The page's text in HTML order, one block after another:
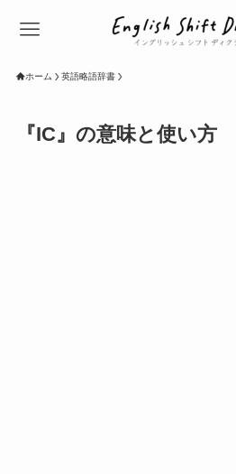
ホーム 英語略語辞書
『IC』の意味と使い方